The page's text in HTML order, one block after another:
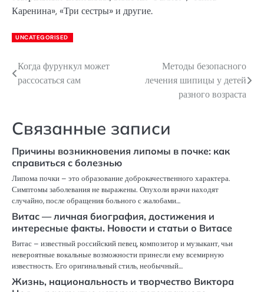
Каренина», «Три сестры» и другие.
UNCATEGORISED
Навигация
по
Когда фурункул может
рассосаться сам
Методы безопасного
лечения шипицы у детей
разного возраста
Связанные записи
Причины возникновения липомы в почке: как
справиться с болезнью
Липома почки – это образование доброкачественного характера.
Симптомы заболевания не выражены. Опухоли врачи находят
случайно, после обращения больного с жалобами…
Витас — личная биография, достижения и
интересные факты. Новости и статьи о Витасе
Витас – известный российский певец, композитор и музыкант, чьи
невероятные вокальные возможности принесли ему всемирную
известность. Его оригинальный стиль, необычный…
Жизнь, национальность и творчество Виктора